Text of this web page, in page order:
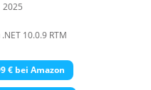
2025
10.0.9 RTM
€ bei Amazon